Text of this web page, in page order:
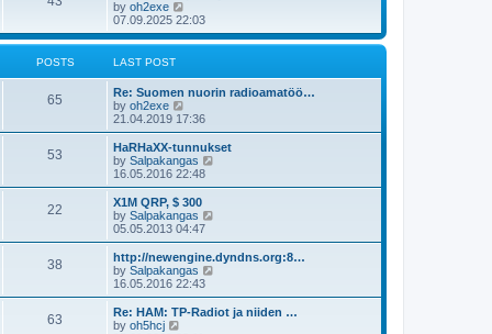
ta
t
s
o
s
t
by oh2exe
i
e
w
t
e
s
t
p
o
s
t
07.09.2025 22:03
POSTS LAST POST
65
Re: Suomen nuorin radioamatöö…
by oh2exe
i
e
w
t
h
l
a
t
e
t
p
o
s
t
21.04.2019 17:36
53
HaRHaXX-tunnukset
by Salpakangas
e
a
t
16.05.2016 22:48
22
X1M QRP, $ 300
by Salpakangas
e
w
l
a
05.05.2013 04:47
38
http://newengine.dyndns.org:8…
by Salpakangas
e
w
16.05.2016 22:43
63
Re: HAM: TP-Radiot ja niiden …
by oh5hcj